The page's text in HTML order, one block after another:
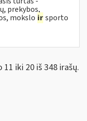
prekybos,
mokslo irsporto
11 iki 20 iš 348 irašų.